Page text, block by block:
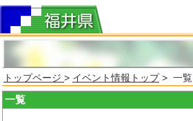
トップページ > イベント情報トップ> 一覧
一覧